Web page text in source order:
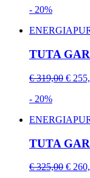
- 20%
TUTA
€ 319,00 €
- 20%
TUTA
€ 325,00 €